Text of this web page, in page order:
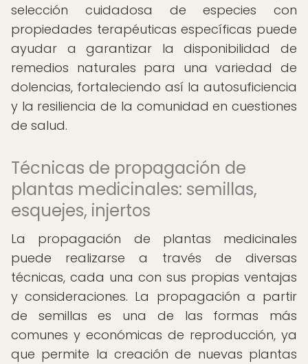
selección cuidadosa de especies con
propiedades terapéuticas específicas puede
ayudar a garantizar la disponibilidad de
remedios naturales para una variedad de
dolencias, fortaleciendo así la autosuficiencia
y la resiliencia de la comunidad en cuestiones
de salud.
Técnicas de propagación de
plantas medicinales: semillas,
esquejes, injertos
La propagación de plantas medicinales
puede realizarse a través de diversas
técnicas, cada una con sus propias ventajas
y consideraciones. La propagación a partir
de semillas es una de las formas más
comunes y económicas de reproducción, ya
que permite la creación de nuevas plantas